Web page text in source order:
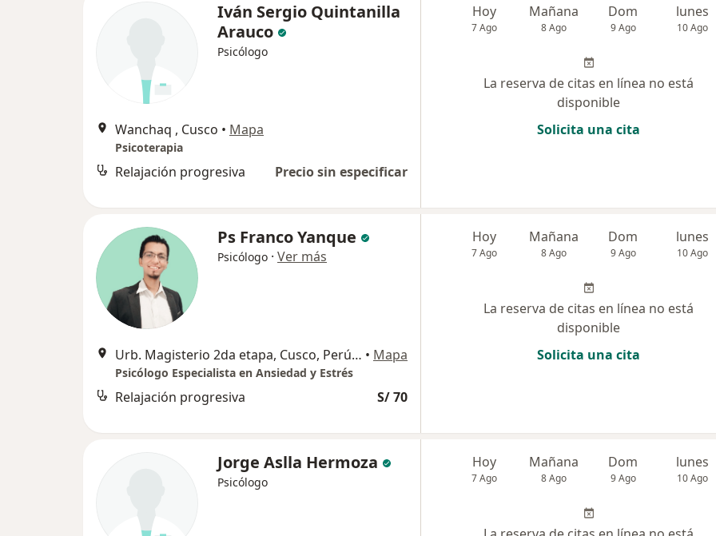
Iván Sergio Quintanilla
Arauco
Psicólogo
Wanchaq , Cusco • Mapa
Psicoterapia
Relajación progresiva Precio sin especificar
Hoy
7 Ago
Mañana
8 Ago
Dom
9 Ago
lunes
10 Ago
La reserva de citas en línea no está
disponible
Solicita una cita
Ps Franco Yanque
Psicólogo · Ver más
Urb. Magisterio 2da etapa, Cusco, Perú, Cusco • Mapa
Psicólogo Especialista en Ansiedad y Estrés
Relajación progresiva S/ 70
Hoy
7 Ago
Mañana
8 Ago
Dom
9 Ago
lunes
10 Ago
La reserva de citas en línea no está
disponible
Solicita una cita
Jorge Aslla Hermoza
Psicólogo
Hoy
7 Ago
Mañana
8 Ago
Dom
9 Ago
lunes
10 Ago